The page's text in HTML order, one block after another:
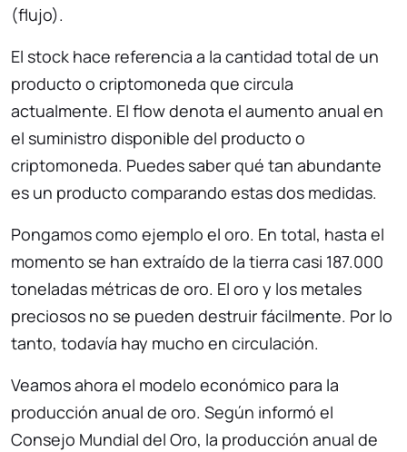
(flujo).
El stock hace referencia a la cantidad total de un
producto o criptomoneda que circula
actualmente. El flow denota el aumento anual en
el suministro disponible del producto o
criptomoneda. Puedes saber qué tan abundante
es un producto comparando estas dos medidas.
Pongamos como ejemplo el oro. En total, hasta el
momento se han extraído de la tierra casi 187.000
toneladas métricas de oro. El oro y los metales
preciosos no se pueden destruir fácilmente. Por lo
tanto, todavía hay mucho en circulación.
Veamos ahora el modelo económico para la
producción anual de oro. Según informó el
Consejo Mundial del Oro, la producción anual de